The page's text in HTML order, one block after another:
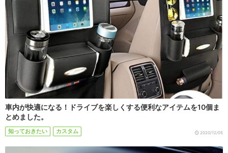
車内が快適になる！ドライブを楽しくする便利なアイテムを10個ま
とめました。
知っておきたい カスタム 2020/12/05